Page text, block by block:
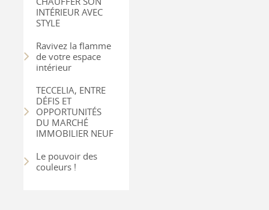
INTÉRIEUR AVEC
STYLE
Ravivez la flamme
de votre espace
intérieur
TECCELIA, ENTRE
DÉFIS ET
OPPORTUNITÉS
DU MARCHÉ
IMMOBILIER NEUF
Le pouvoir des
couleurs !